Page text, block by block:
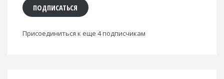
ПОДПИСАТЬСЯ
Присоединиться к еще 4 подписчикам